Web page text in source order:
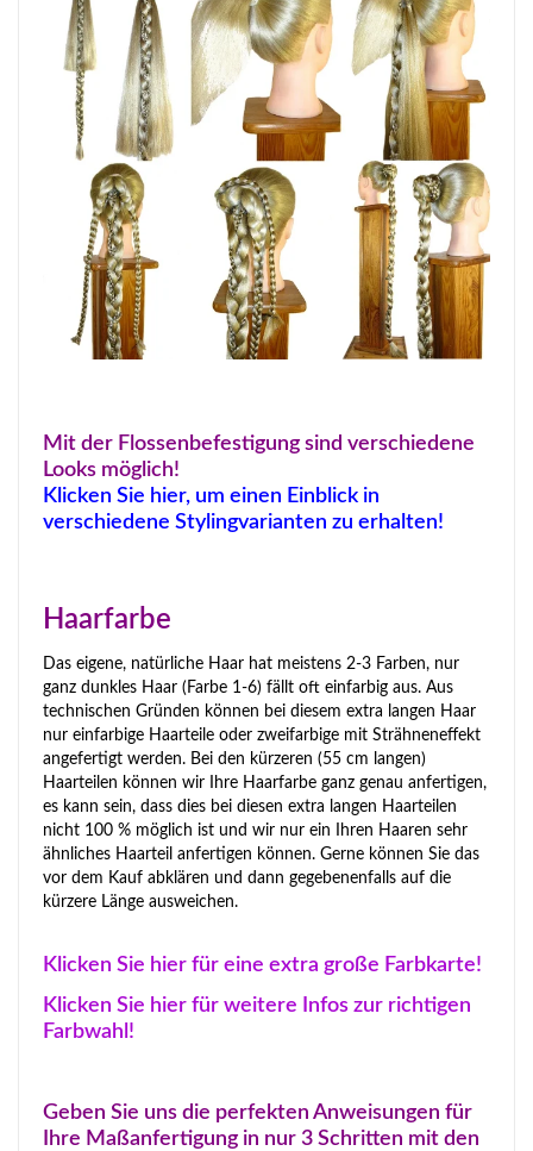
Mit der Flossenbefestigung sind verschiedene
Looks möglich!
Klicken Sie hier, um einen Einblick in
verschiedene Stylingvarianten zu erhalten!
Haarfarbe
Das eigene, natürliche Haar hat meistens 2-3 Farben, nur
ganz dunkles Haar (Farbe 1-6) fällt oft einfarbig aus. Aus
technischen Gründen können bei diesem extra langen Haar
nur einfarbige Haarteile oder zweifarbige mit Strähneneffekt
angefertigt werden. Bei den kürzeren (55 cm langen)
Haarteilen können wir Ihre Haarfarbe ganz genau anfertigen,
es kann sein, dass dies bei diesen extra langen Haarteilen
nicht 100 % möglich ist und wir nur ein Ihren Haaren sehr
ähnliches Haarteil anfertigen können. Gerne können Sie das
vor dem Kauf abklären und dann gegebenenfalls auf die
kürzere Länge ausweichen.
Klicken Sie hier für eine extra große Farbkarte!
Klicken Sie hier für weitere Infos zur richtigen
Farbwahl!
Geben Sie uns die perfekten Anweisungen für
Ihre Maßanfertigung in nur 3 Schritten mit den